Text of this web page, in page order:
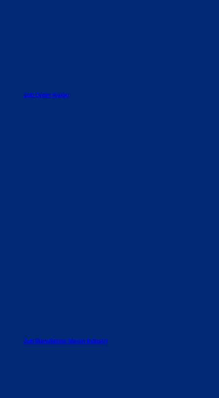
Job Order Kaigo
Job Manufaktur Mesin Industri